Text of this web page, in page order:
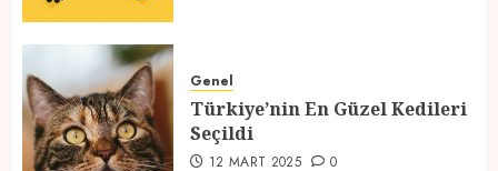
3
Seçildi
12 MART 2025 0
Genel
Türkiye’nin En Güzel Kedileri
Seçildi
12 MART 2025 0